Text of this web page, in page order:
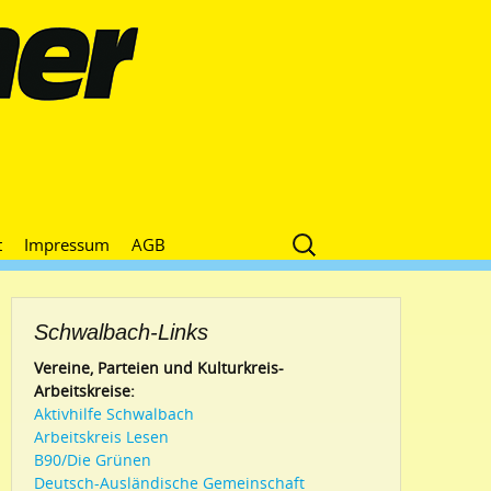
Impressum AGB
Suche
nach:
Schwalbach-Links
Vereine, Parteien und Kulturkreis-
Arbeitskreise:
Aktivhilfe Schwalbach
Arbeitskreis Lesen
B90/Die Grünen
Deutsch-Ausländische Gemeinschaft